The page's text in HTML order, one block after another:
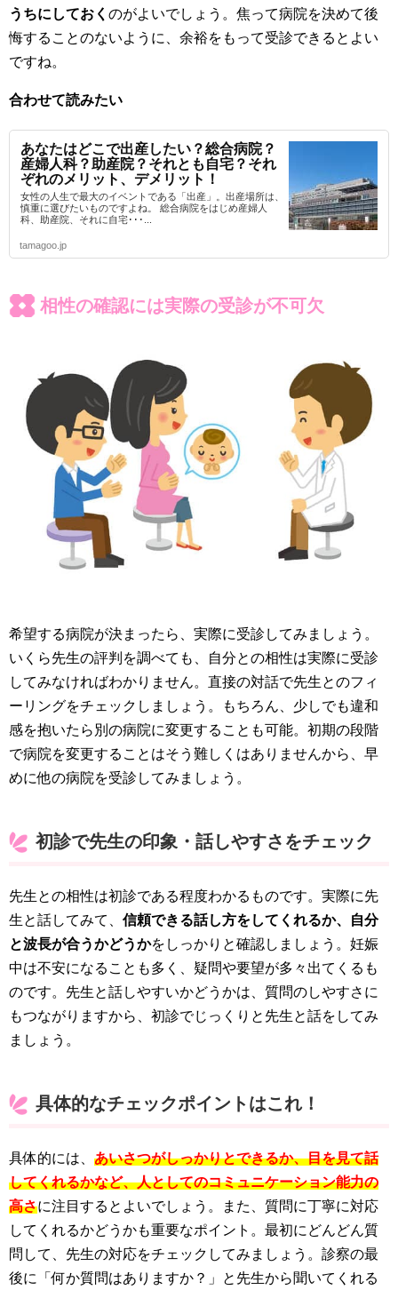
うちにしておく のがよいでしょう。焦って病院を決めて後
悔することのないように、余裕をもって受診できるとよい
ですね。
合わせて読みたい
あなたはどこで出産したい？総合病院？
産婦人科？助産院？それとも自宅？それ
ぞれのメリット、デメリット！
女性の人生で最大のイベントである「出産」。出産場所は、
慎重に選びたいものですよね。 総合病院をはじめ産婦人
科、助産院、それに自宅･･･...
tamagoo.jp
相性の確認には実際の受診が不可欠
希望する病院が決まったら、実際に受診してみましょう。
いくら先生の評判を調べても、自分との相性は実際に受診
してみなければわかりません。直接の対話で先生とのフィ
ーリングをチェックしましょう。もちろん、少しでも違和
感を抱いたら別の病院に変更することも可能。初期の段階
で病院を変更することはそう難しくはありませんから、早
めに他の病院を受診してみましょう。
初診で先生の印象・話しやすさをチェック
先生との相性は初診である程度わかるものです。実際に先
生と話してみて、 信頼できる話し方をしてくれるか、自分
と波長が合うかどうかをしっかりと確認しましょう。妊娠
中は不安になることも多く、疑問や要望が多々出てくるも
のです。先生と話しやすいかどうかは、質問のしやすさに
もつながりますから、初診でじっくりと先生と話をしてみ
ましょう。
具体的なチェックポイントはこれ！
具体的には、 あいさつがしっかりとできるか、目を見て話
してくれるかなど、人としてのコミュニケーション能力の
高さに注目するとよいでしょう。また、質問に丁寧に対応
してくれるかどうかも重要なポイント。最初にどんどん質
問して、先生の対応をチェックしてみましょう。診察の最
後に「何か質問はありますか？」と先生から聞いてくれる